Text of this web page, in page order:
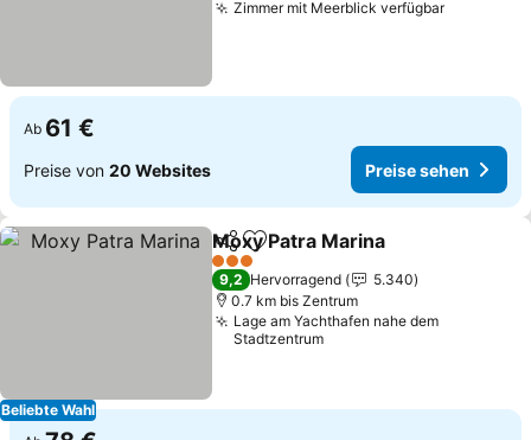
Zimmer mit Meerblick verfügbarPreise
Ab 61 €
Preise von 20 Websites Preise sehen
Beliebte Wahl
TeilenZu Favoriten hinzufügen
Moxy Patra Marina
3 Sterne
9,2 Hervorragend
5.340
0.7 km bis Zentrum
Lage am Yachthafen nahe dem
Stadtzentrum